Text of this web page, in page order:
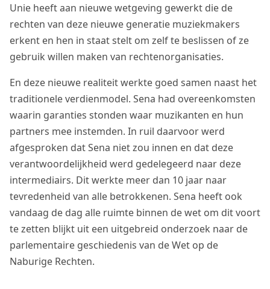
Unie heeft aan nieuwe wetgeving gewerkt die de
rechten van deze nieuwe generatie muziekmakers
erkent en hen in staat stelt om zelf te beslissen of ze
gebruik willen maken van rechtenorganisaties.
En deze nieuwe realiteit werkte goed samen naast het
traditionele verdienmodel. Sena had overeenkomsten
waarin garanties stonden waar muzikanten en hun
partners mee instemden. In ruil daarvoor werd
afgesproken dat Sena niet zou innen en dat deze
verantwoordelijkheid werd gedelegeerd naar deze
intermediairs. Dit werkte meer dan 10 jaar naar
tevredenheid van alle betrokkenen. Sena heeft ook
vandaag de dag alle ruimte binnen de wet om dit voort
te zetten blijkt uit een uitgebreid onderzoek naar de
parlementaire geschiedenis van de Wet op de
Naburige Rechten.